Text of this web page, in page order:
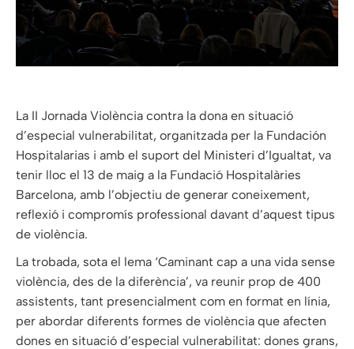
La II Jornada Violència contra la dona en situació
d’especial vulnerabilitat, organitzada per la Fundación
Hospitalarias i amb el suport del Ministeri d’Igualtat, va
tenir lloc el 13 de maig a la Fundació Hospitalàries
Barcelona, amb l’objectiu de generar coneixement,
reflexió i compromís professional davant d’aquest tipus
de violència.
La trobada, sota el lema ‘Caminant cap a una vida sense
violència, des de la diferència’, va reunir prop de 400
assistents, tant presencialment com en format en línia,
per abordar diferents formes de violència que afecten
dones en situació d’especial vulnerabilitat: dones grans,